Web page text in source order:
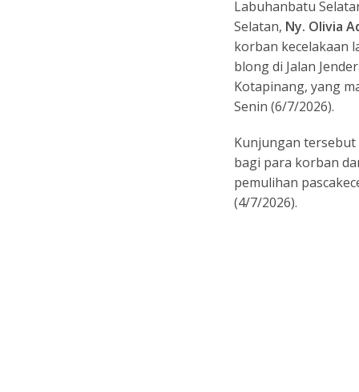
o
o
k
A
p
p
Labuhanbatu
Selatan, Ny. Olivia
korban kecelakaan
blong di Jalan
Kotapinang, yang
Senin (6/7/2026).
Kunjungan
bagi para korban
pemulihan
(4/7/2026).